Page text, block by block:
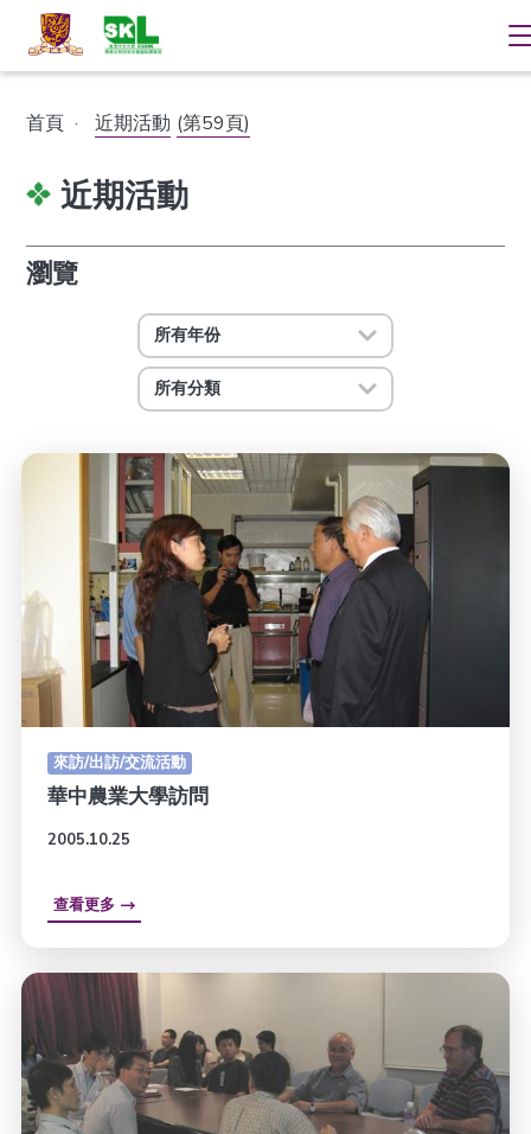
首頁 · 近期活動 (第59頁)
近期活動
瀏覽
所有年份
所有分類
來訪/出訪/交流活動
華中農業大學訪問
2005.10.25
查看更多